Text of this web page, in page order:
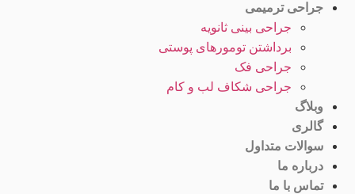
جراحی ترمیمی
جراحی بینی ثانویه
برداشتن تومورهای پوستی
جراحی فک
جراحی شکاف لب و کام
وبلاگ
گالری
سوالات متداول
درباره ما
تماس با ما